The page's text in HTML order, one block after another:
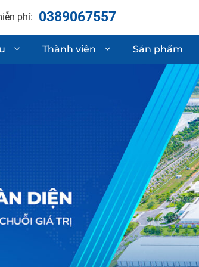
phí: 0389067557
Thành viên Sản phẩm